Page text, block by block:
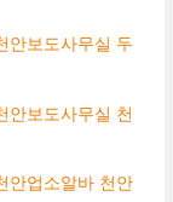
보도사무실 두
보도사무실 천
업소알바 천안